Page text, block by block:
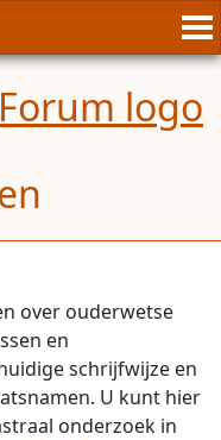
over ouderwetse
en
schrijfwijze en
U kunt hier
onderzoek in